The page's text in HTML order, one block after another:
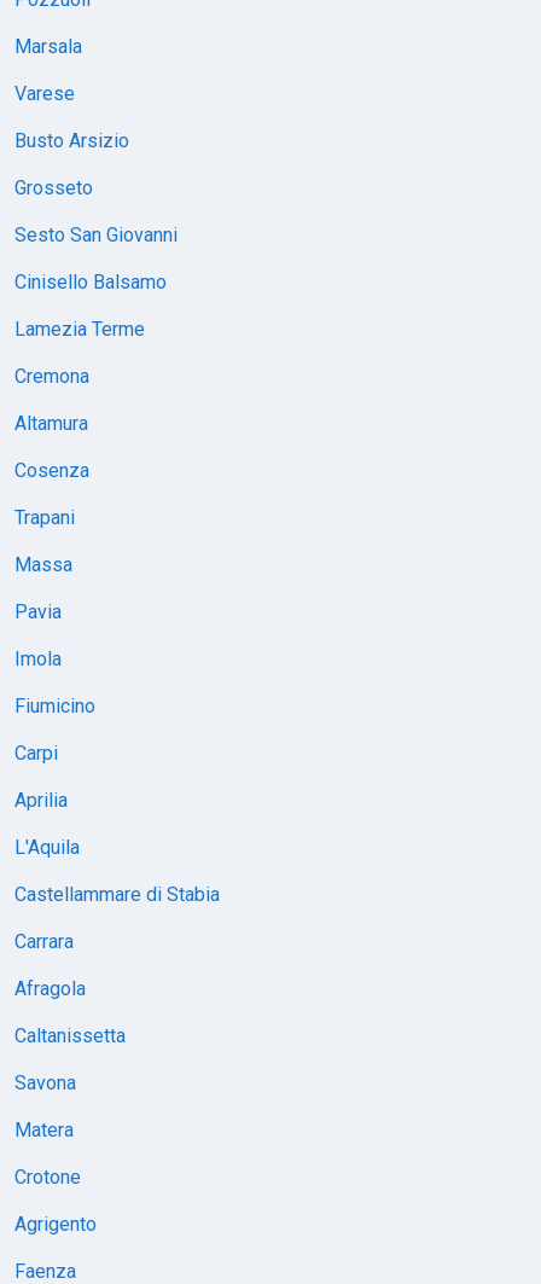
Marsala
Varese
Busto Arsizio
Grosseto
Sesto San Giovanni
Cinisello Balsamo
Lamezia Terme
Cremona
Altamura
Cosenza
Trapani
Massa
Pavia
Imola
Fiumicino
Carpi
Aprilia
L'Aquila
Castellammare di Stabia
Carrara
Afragola
Caltanissetta
Savona
Matera
Crotone
Agrigento
Faenza